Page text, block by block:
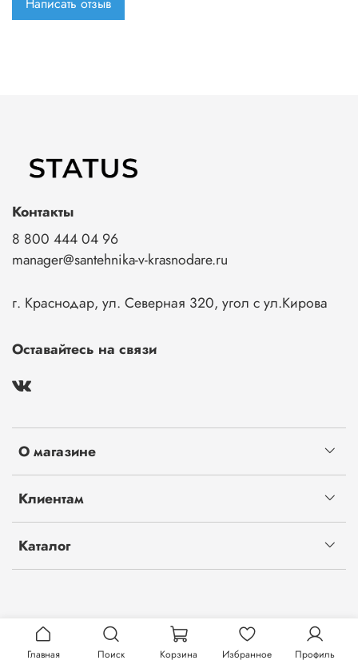
О магазине
Клиентам
Каталог
Контакты
8 800 444 04 96
manager@santehnika-v-krasnodare.ru
г. Краснодар, ул. Северная 320, угол с ул.Кирова
Оставайтесь на связи
Главная Поиск Корзина Избранное Профиль